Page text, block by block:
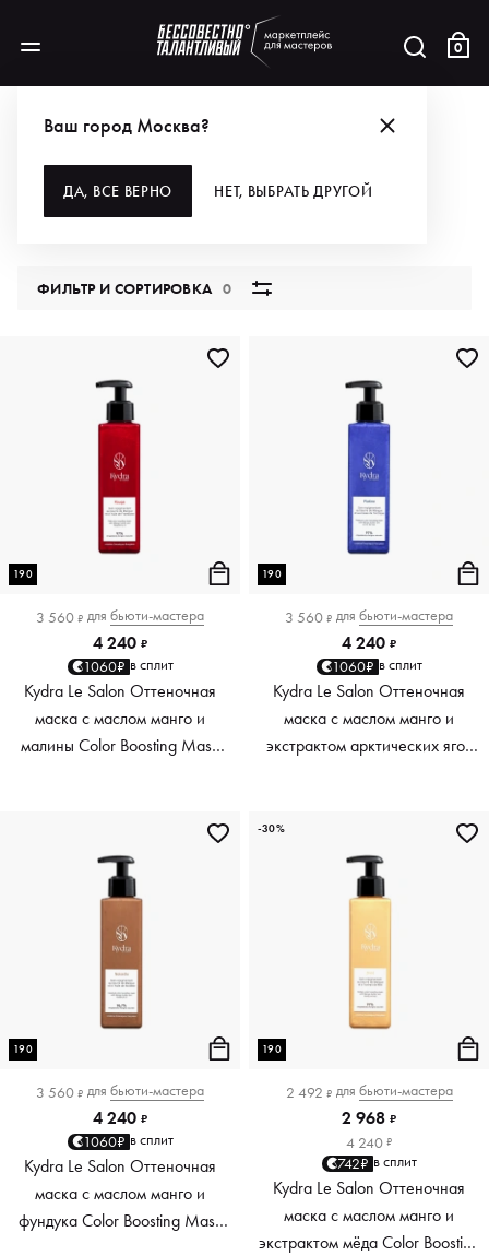
0
Ваш город Москва?
ДА, ВСЕ ВЕРНО НЕТ, ВЫБРАТЬ ДРУГОЙ
ВСЕ КАТЕГОРИИ
ФИЛЬТР И СОРТИРОВКА0
190
3 560 ₽ для бьюти-мастера
4 240 ₽
1060₽ в сплит
Kydra Le Salon Оттеночная
маска с маслом манго и
малины Color Boosting Mask
190
3 560 ₽ для бьюти-мастера
4 240 ₽
1060₽ в сплит
Kydra Le Salon Оттеночная
маска с маслом манго и
экстрактом арктических ягод
190
3 560 ₽ для бьюти-мастера
4 240 ₽
1060₽ в сплит
Kydra Le Salon Оттеночная
маска с маслом манго и
фундука Color Boosting Mask
190
2 492 ₽ для бьюти-мастера
2 968 ₽
4 240 ₽
742₽ в сплит
Kydra Le Salon Оттеночная
маска с маслом манго и
экстрактом мёда Color Boosting
-30%